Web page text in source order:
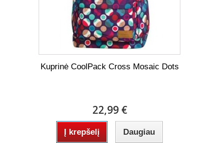
Kuprinė CoolPack Cross Mosaic Dots
22,99 €
Į krepšelį Daugiau